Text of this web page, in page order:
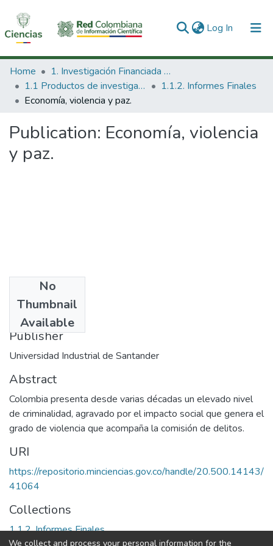
Log In (current)
Communities & Collections
All of DSpace
Home
1. Investigación Financiada con Recursos Públicos
1.1 Productos de investigación
1.1.2. Informes Finales
Economía, violencia y paz.
Publication: Economía, violencia
y paz.
No
Thumbnail
Available
2002
Publisher
Universidad Industrial de Santander
Abstract
Colombia presenta desde varias décadas un elevado nivel
de criminalidad, agravado por el impacto social que genera el
grado de violencia que acompaña la comisión de delitos.
URI
https://repositorio.minciencias.gov.co/handle/20.500.14143/
41064
Collections
1.1.2. Informes Finales
We collect and process your personal information for the